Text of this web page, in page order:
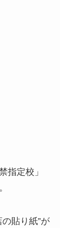
指定校」
貼り紙”が